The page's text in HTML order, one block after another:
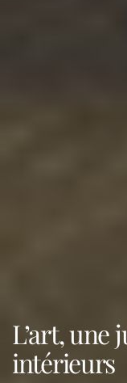
L’art, une
intérieurs